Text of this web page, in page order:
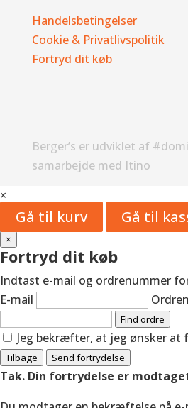
Handelsbetingelser
Cookie & Privatlivspolitik
Fortryd dit køb
Berger’s er udviklet af
samarbejde med Itino
×
Gå til kurv Gå til
×
Fortryd dit køb
Indtast e-mail og ordrenummer
E-mail
Find ordre
Jeg bekræfter, at jeg ønsker at
Tilbage Send fortrydelse
Tak. Din fortrydelse er